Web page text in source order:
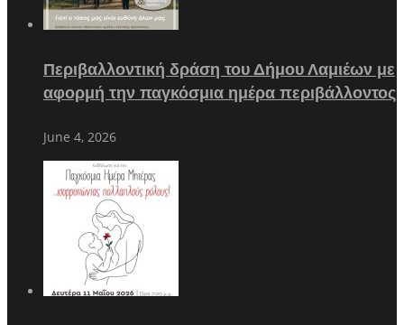
Περιβαλλοντική δράση του Δήμου Λαμιέων με
αφορμή την παγκόσμια ημέρα περιβάλλοντος
June 4, 2026